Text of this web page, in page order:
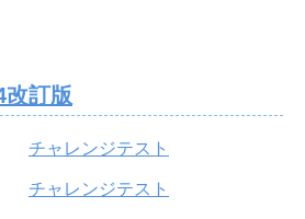
改訂版
チャレンジテスト
チャレンジテスト